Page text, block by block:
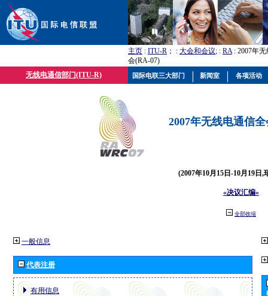
主页 : ITU-R ； : 大会和会议; : RA: 2007年
会(RA-07)
无线电通信部门(ITU-R)
2007年无线电通信
(2007年10月15日-10月19日,
«决议汇编»
全部收缩
一般信息
代表注册
有用信息
国际电联三大部门 新闻室 各项活动